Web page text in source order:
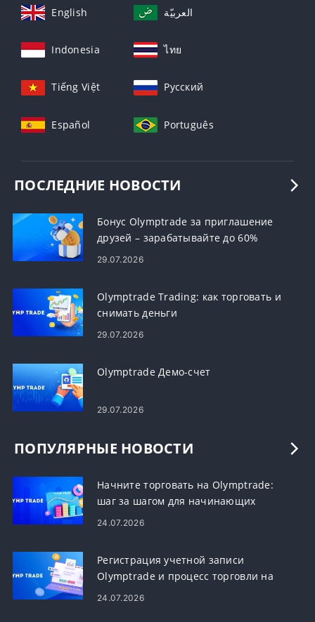
English العربيّة
Indonesia ไทย
Tiếng Việt Русский
Español Português
ПОСЛЕДНИЕ НОВОСТИ
Бонус Olymptrade за приглашение
друзей – зарабатывайте до 60%
комиссии за рефералов
29.07.2026
Olymptrade Trading: как торговать и
снимать деньги
29.07.2026
Olymptrade Демо-счет
29.07.2026
ПОПУЛЯРНЫЕ НОВОСТИ
Начните торговать на Olymptrade:
шаг за шагом для начинающих
24.07.2026
Регистрация учетной записи
Olymptrade и процесс торговли на
Форекс
24.07.2026